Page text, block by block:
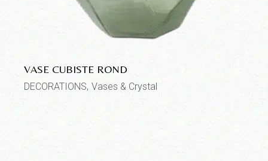
VASE CUBISTE ROND
DECORATIONS Vases & Crystal